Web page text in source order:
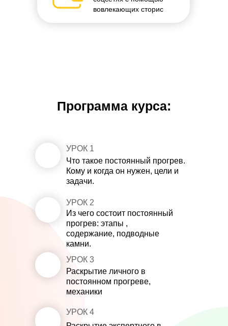
вовлекающих сторис
Программа курса:
Что такое постоянный прогрев.
Кому и когда он нужен, цели и
задачи.
УРОК 1
Из чего состоит постоянный
прогрев: этапы ,
содержание, подводные
камни.
УРОК 2
Раскрытие личного в
постоянном прогреве,
механики
УРОК 3
УРОК 4